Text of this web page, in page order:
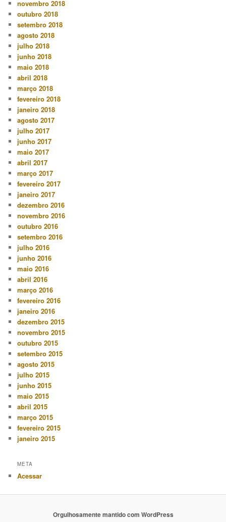
novembro 2018
outubro 2018
setembro 2018
agosto 2018
julho 2018
junho 2018
maio 2018
abril 2018
março 2018
fevereiro 2018
janeiro 2018
agosto 2017
julho 2017
junho 2017
maio 2017
abril 2017
março 2017
fevereiro 2017
janeiro 2017
dezembro 2016
novembro 2016
outubro 2016
setembro 2016
julho 2016
junho 2016
maio 2016
abril 2016
março 2016
fevereiro 2016
janeiro 2016
dezembro 2015
novembro 2015
outubro 2015
setembro 2015
agosto 2015
julho 2015
junho 2015
maio 2015
abril 2015
março 2015
fevereiro 2015
janeiro 2015
META
Acessar
Orgulhosamente mantido com WordPress